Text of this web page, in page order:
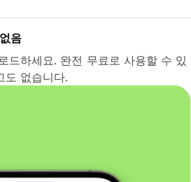
음
드하세요. 완전 무료로 사용할 수 있
도 없습니다.